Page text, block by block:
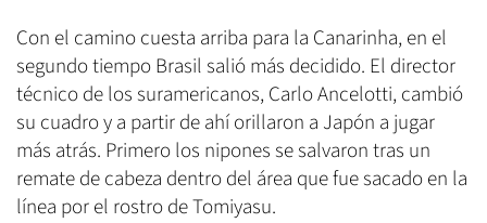
Con el camino cuesta arriba para la Canarinha, en el
segundo tiempo Brasil salió más decidido. El director
técnico de los suramericanos, Carlo Ancelotti, cambió
su cuadro y a partir de ahí orillaron a Japón a jugar
más atrás. Primero los nipones se salvaron tras un
remate de cabeza dentro del área que fue sacado en la
línea por el rostro de Tomiyasu.